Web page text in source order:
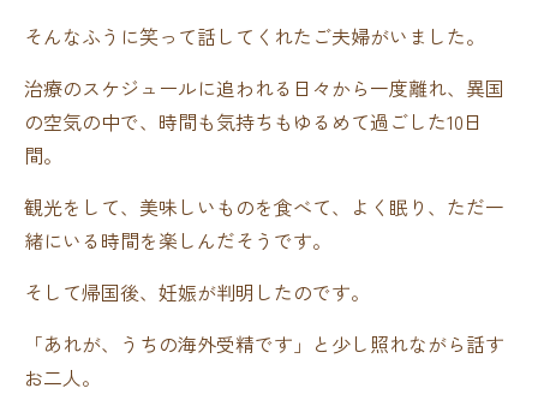
そんなふうに笑って話してくれたご夫婦がいました。
治療のスケジュールに追われる日々から一度離れ、異国
の空気の中で、時間も気持ちもゆるめて過ごした10日
間。
観光をして、美味しいものを食べて、よく眠り、ただ一
緒にいる時間を楽しんだそうです。
そして帰国後、妊娠が判明したのです。
「あれが、うちの海外受精です」と少し照れながら話す
お二人。